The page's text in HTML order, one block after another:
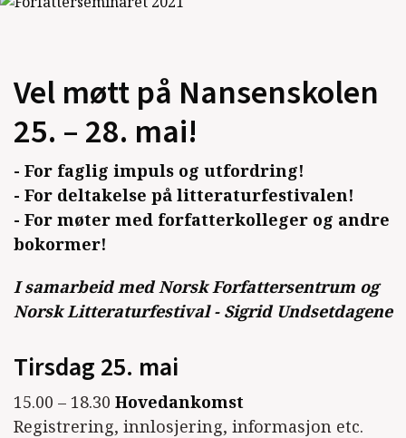
Vel møtt på Nansenskolen
25. – 28. mai!
- For faglig impuls og utfordring!
- For deltakelse på litteraturfestivalen!
- For møter med forfatterkolleger og andre
bokormer!
I samarbeid med Norsk Forfattersentrum og
Norsk Litteraturfestival - Sigrid Undsetdagene
Tirsdag 25. mai
15.00 – 18.30 Hovedankomst
Registrering, innlosjering, informasjon etc.